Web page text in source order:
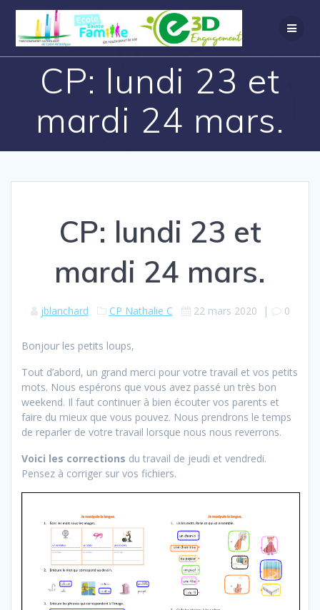
CP: lundi 23 et
mardi 24 mars.
CP: lundi 23 et
mardi 24 mars.
jblanchard CP Nathalie C 22 mars 2020 | 0
Bonjour les petits loups,
Tout d’abord, un grand merci pour votre travail et vos petits
mots. Nous espérons que vous avez passé un très bon
weekend. Il faut continuer à bien écouter vos parents et
faire du mieux que vous pouvez. Nous prendrons le temps
de reparler de votre travail lorsque nous nous reverrons.
Voici les corrections du travail de jeudi et vendredi.
Pensez à corriger sur vos fichiers.